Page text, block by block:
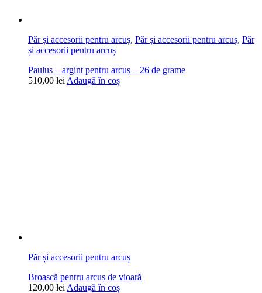
Păr și accesorii pentru arcuș, Păr și accesorii pentru arcuș, Păr
și accesorii pentru arcuș
Paulus – argint pentru arcuș – 26 de grame
510,00 lei Adaugă în coș
Păr și accesorii pentru arcuș
Broască pentru arcuș de vioară
120,00 lei Adaugă în coș